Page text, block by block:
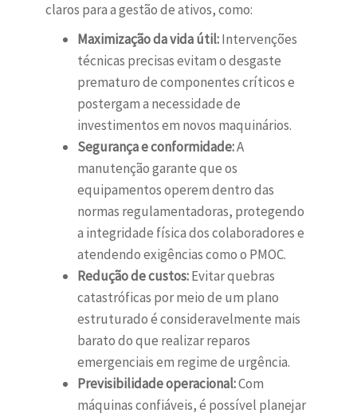
claros para a gestão de ativos, como:
Maximização da vida útil:Intervenções
técnicas precisas evitam o desgaste
prematuro de componentes críticos e
postergam a necessidade de
investimentos em novos maquinários.
Segurança e conformidade:A
manutenção garante que os
equipamentos operem dentro das
normas regulamentadoras, protegendo
a integridade física dos colaboradores e
atendendo exigências como o PMOC.
Redução de custos:Evitar quebras
catastróficas por meio de um plano
estruturado é consideravelmente mais
barato do que realizar reparos
emergenciais em regime de urgência.
Previsibilidade operacional:Com
máquinas confiáveis, é possível planejar